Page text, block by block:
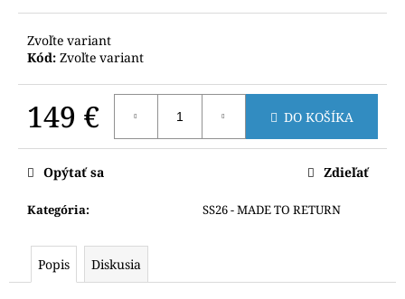
Zvoľte variant
Kód: Zvoľte variant
149 € DO KOŠÍKA
Kategória: SS26 - MADE TO RETURN
Opýtať sa Zdieľať
Popis Diskusia
m
e